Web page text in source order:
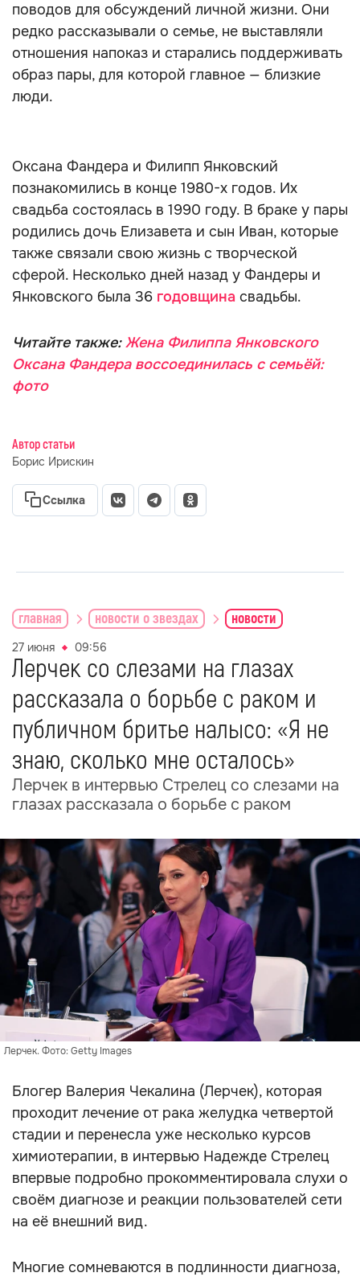
поводов для обсуждений личной жизни. Они
редко рассказывали о семье, не выставляли
отношения напоказ и старались поддерживать
образ пары, для которой главное — близкие
люди.
Оксана Фандера и Филипп Янковский
познакомились в конце 1980-х годов. Их
свадьба состоялась в 1990 году. В браке у пары
родились дочь Елизавета и сын Иван, которые
также связали свою жизнь с творческой
сферой. Несколько дней назад у Фандеры и
Янковского была 36 годовщина свадьбы.
Читайте также:Жена Филиппа Янковского
Оксана Фандера воссоединилась с семьёй:
фото
Автор статьи
Борис Ирискин
Ссылка
главная новости о звездах новости
27 июня 09:56
Лерчек со слезами на глазах
рассказала о борьбе с раком и
публичном бритье налысо: «Я не
знаю, сколько мне осталось»
Лерчек в интервью Стрелец со слезами на
глазах рассказала о борьбе с раком
Лерчек. Фото: Getty Images
Блогер Валерия Чекалина (Лерчек), которая
проходит лечение от рака желудка четвертой
стадии и перенесла уже несколько курсов
химиотерапии, в интервью Надежде Стрелец
впервые подробно прокомментировала слухи о
своём диагнозе и реакции пользователей сети
на её внешний вид.
Многие сомневаются в подлинности диагноза,